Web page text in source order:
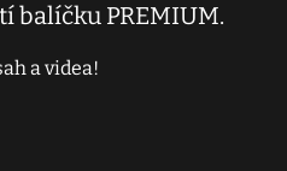
balíčku PREMIUM.
a videa!